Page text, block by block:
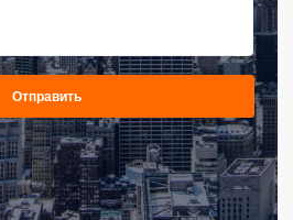
Отправить